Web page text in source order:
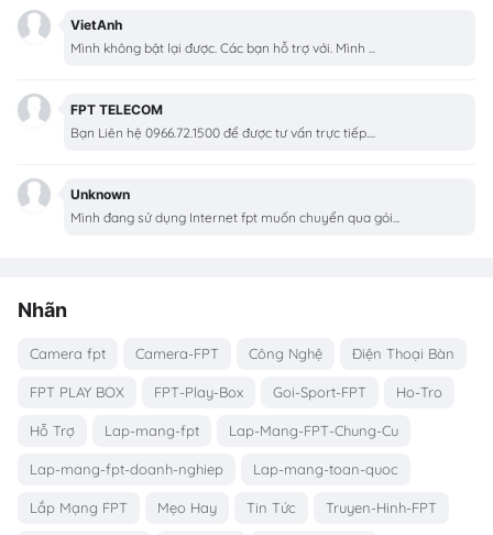
VietAnh
Mình không bật lại được. Các bạn hỗ trợ với. Mình ...
FPT TELECOM
Bạn Liên hệ 0966.72.1500 để được tư vấn trực tiếp....
Unknown
Mình đang sử dụng Internet fpt muốn chuyển qua gói...
Nhãn
Camera fpt Camera-FPT Công Nghệ Điện Thoại Bàn
FPT PLAY BOX FPT-Play-Box Goi-Sport-FPT Ho-Tro
Hỗ Trợ Lap-mang-fpt Lap-Mang-FPT-Chung-Cu
Lap-mang-fpt-doanh-nghiep Lap-mang-toan-quoc
Lắp Mạng FPT Mẹo Hay Tin Tức Truyen-Hinh-FPT